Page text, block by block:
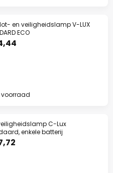
en veiligheidslamp V-LUX
ECO
voorraad
C-Lux
enkele batterij